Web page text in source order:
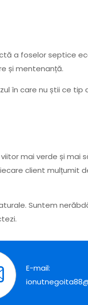
a foselor septice
și mentenanță.
în care nu știi ce tip
mai verde și mai
client mulțumit
Suntem
E-mail: